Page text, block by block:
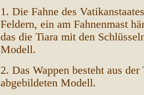
1. Die Fahne des
Feldern, ein am Fahnenmast
das die Tiara mit den
Modell.
2. Das Wappen besteht aus
abgebildeten Modell.